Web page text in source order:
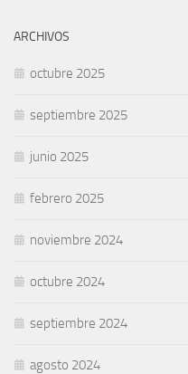
ARCHIVOS
octubre 2025
septiembre 2025
junio 2025
febrero 2025
noviembre 2024
octubre 2024
septiembre 2024
agosto 2024